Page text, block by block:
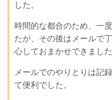
した。
時間的な都合のため、一
たが、 その後はメールで
心しておまかせできました
メールでのやりとりは記
て便利でした。